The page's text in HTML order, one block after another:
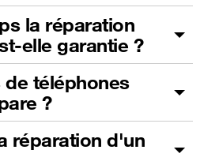
la réparation
elle garantie ?
téléphones
?
réparation d'un